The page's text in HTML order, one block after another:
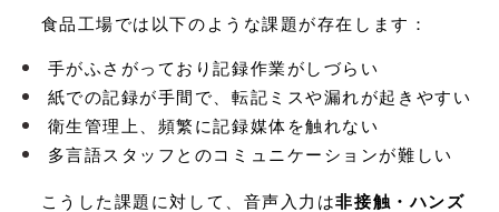
食品工場では以下のような課題が存在します：
手がふさがっており記録作業がしづらい
紙での記録が手間で、転記ミスや漏れが起きやすい
衛生管理上、頻繁に記録媒体を触れない
多言語スタッフとのコミュニケーションが難しい
こうした課題に対して、音声入力は非接触・ハンズ